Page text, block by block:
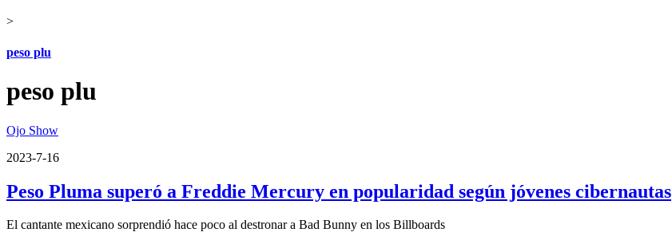
>
peso plu
peso plu
Ojo Show
2023-7-16
Peso Pluma superó a Freddie Mercury en popularidad según jóvenes cibernautas
El cantante mexicano sorprendió hace poco al destronar a Bad Bunny en los Billboards